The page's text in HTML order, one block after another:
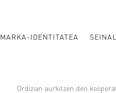
MARKA-IDENTITATEA
Ordizian aurkitzen den